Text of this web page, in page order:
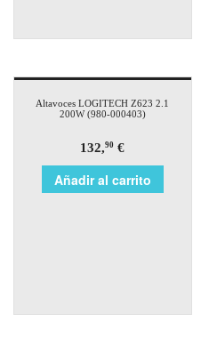
Altavoces LOGITECH Z623 2.1
200W (980-000403)
132,90 €
Añadir al carrito